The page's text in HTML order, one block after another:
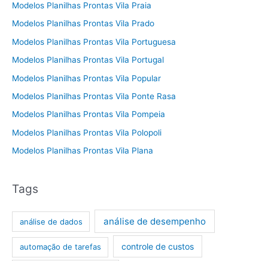
Modelos Planilhas Prontas Vila Praia
Modelos Planilhas Prontas Vila Prado
Modelos Planilhas Prontas Vila Portuguesa
Modelos Planilhas Prontas Vila Portugal
Modelos Planilhas Prontas Vila Popular
Modelos Planilhas Prontas Vila Ponte Rasa
Modelos Planilhas Prontas Vila Pompeia
Modelos Planilhas Prontas Vila Polopoli
Modelos Planilhas Prontas Vila Plana
Tags
análise de dados análise de desempenho
automação de tarefas controle de custos